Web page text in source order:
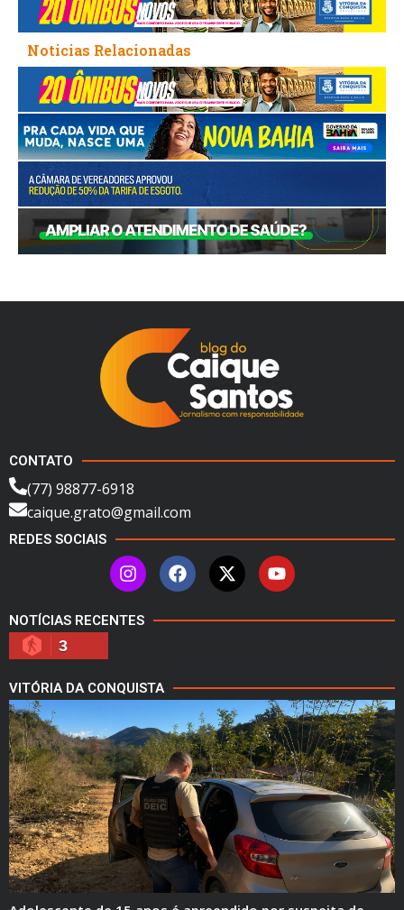
Noticias Relacionadas
CONTATO
(77) 98877-6918
caique.grato@gmail.com
REDES SOCIAIS
NOTÍCIAS RECENTES
3
VITÓRIA DA CONQUISTA